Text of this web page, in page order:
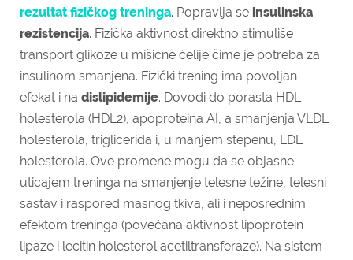
rezultat fizičkog treninga. Popravlja se insulinska
rezistencija. Fizička aktivnost direktno stimuliše
transport glikoze u mišićne ćelije čime je potreba za
insulinom smanjena. Fizički trening ima povoljan
efekat i na dislipidemije. Dovodi do porasta HDL
holesterola (HDL2), apoproteina AI, a smanjenja VLDL
holesterola, triglicerida i, u manjem stepenu, LDL
holesterola. Ove promene mogu da se objasne
uticajem treninga na smanjenje telesne težine, telesni
sastav i raspored masnog tkiva, ali i neposrednim
efektom treninga (povećana aktivnost lipoprotein
lipaze i lecitin holesterol acetiltransferaze). Na sistem